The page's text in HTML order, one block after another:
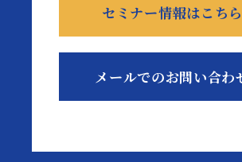
セミナー情報はこちら
メールでのお問い合わ